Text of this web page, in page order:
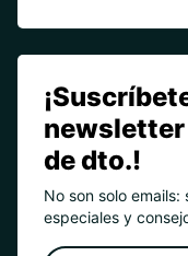
newsletter
de dto.!
No son solo
especiales y